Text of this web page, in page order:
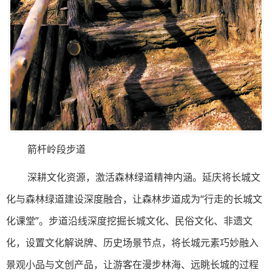
箭杆岭段步道
深耕文化资源，激活森林绿道精神内涵。延庆将长城文
化与森林绿道建设深度融合，让森林步道成为“行走的长城文
化课堂”。步道沿线深度挖掘长城文化、民俗文化、非遗文
化，设置文化解说牌、历史场景节点，将长城元素巧妙融入
景观小品与文创产品，让游客在漫步林海、远眺长城的过程